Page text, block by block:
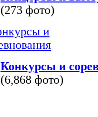
(273 фото)
Конкурсы и
(6,868 фото)